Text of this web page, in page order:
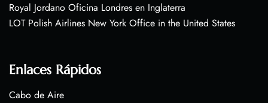
Royal Jordano Oficina Londres en Inglaterra
LOT Polish Airlines New York Office in the United States
Enlaces Rápidos
Cabo de Aire